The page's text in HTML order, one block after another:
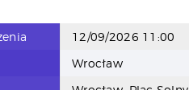
12/09/2026 11:00
Wrocław